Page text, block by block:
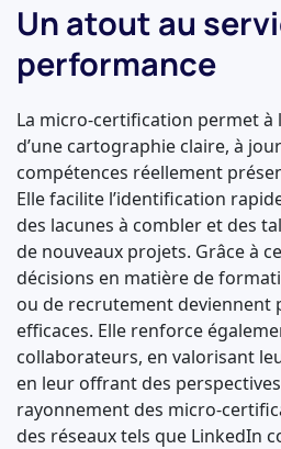
Un atout au
performance
La micro-certification permet à
d’une cartographie claire, à
compétences réellement
Elle facilite l’identification
des lacunes à combler et des
de nouveaux projets. Grâce à
décisions en matière de
ou de recrutement deviennent
efficaces. Elle renforce
collaborateurs, en valorisant
en leur offrant des
rayonnement des micro-
des réseaux tels que LinkedIn